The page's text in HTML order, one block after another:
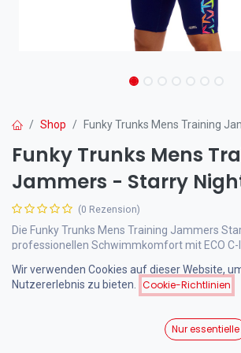
Shop Funky Trunks Mens Training
Funky Trunks Mens
Jammers - Starry
(0 Rezension)
Die Funky Trunks Mens Training Jammers
professionellen Schwimmkomfort mit ECO
leuchtenden Sternen in Aqua, Pink und
Blickfang im Pool.
Wir verwenden Cookies auf dieser Website,
Nutzererlebnis zu bieten.
Cookie-Richtlinien
Nur essentielle